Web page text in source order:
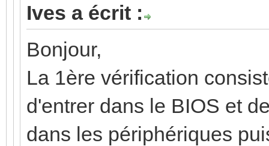
Ives a écrit :
Bonjour,
La 1ère vérification
d'entrer dans le BIOS et
dans les périphériques